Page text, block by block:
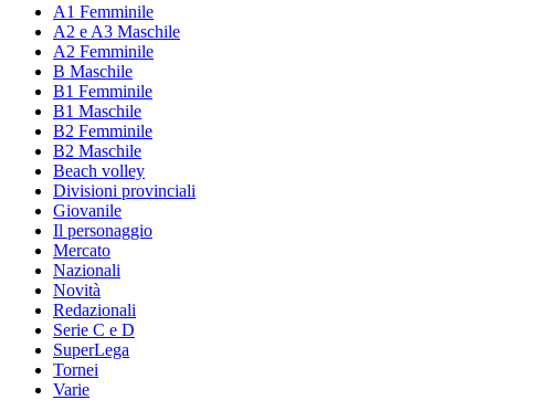
A1 Femminile
A2 e A3 Maschile
A2 Femminile
B Maschile
B1 Femminile
B1 Maschile
B2 Femminile
B2 Maschile
Beach volley
Divisioni provinciali
Giovanile
Il personaggio
Mercato
Nazionali
Novità
Redazionali
Serie C e D
SuperLega
Tornei
Varie